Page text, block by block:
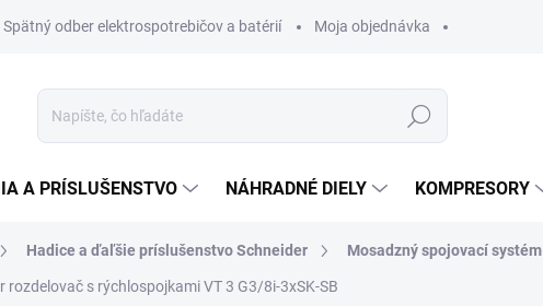
Spätný odber elektrospotrebičov a batérií Moja objednávka
Hľadať
A PRÍSLUŠENSTVO NÁHRADNÉ DIELY KOMPRESORY
Hadice a ďaľšie príslušenstvo Schneider Mosadzný spojovací systém
rozdelovač s rýchlospojkami VT 3 G3/8i-3xSK-SB